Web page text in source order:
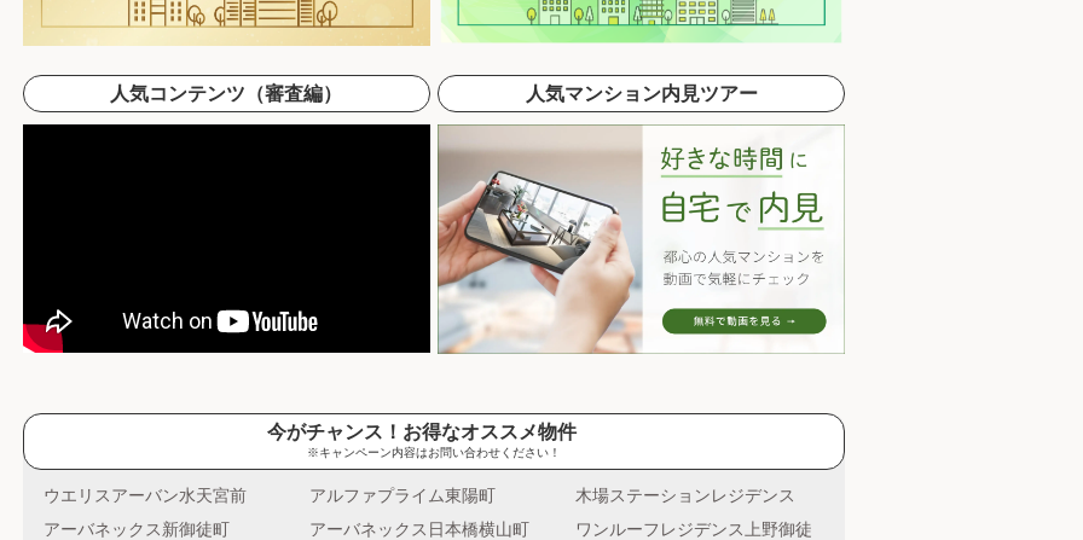
人気コンテンツ（審査編） 人気マンション内見ツアー
今がチャンス！お得なオススメ物件
※キャンペーン内容はお問い合わせください！
ウエリスアーバン水天宮前 アルファプライム東陽町
木場ステーションレジデンス
アーバネックス新御徒町
アーバネックス日本橋横山町
ワンルーフレジデンス上野御徒